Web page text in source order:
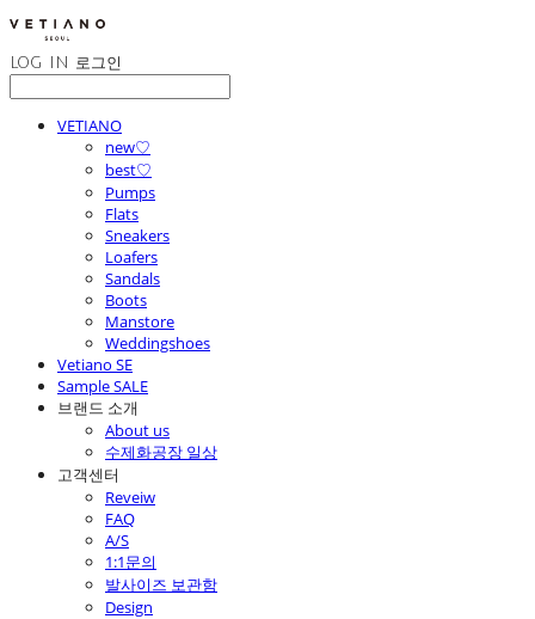
LOG IN 로그인
VETIANO
new♡
best♡
Pumps
Flats
Sneakers
Loafers
Sandals
Boots
Manstore
Weddingshoes
Vetiano SE
Sample SALE
브랜드 소개
About us
수제화공장 일상
고객센터
Reveiw
FAQ
A/S
1:1문의
발사이즈 보관함
Design